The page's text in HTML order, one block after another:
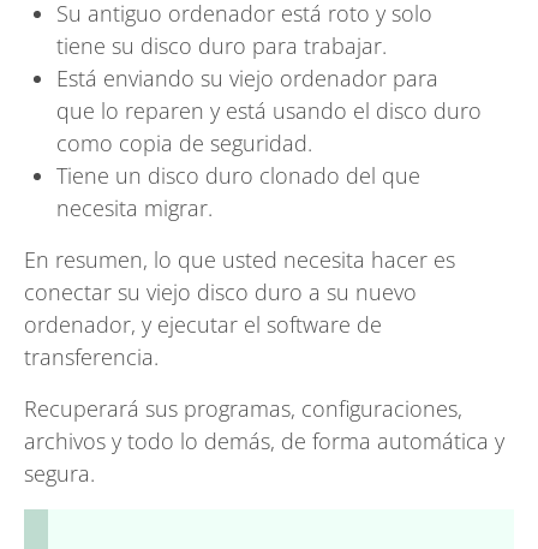
Su antiguo ordenador está roto y solo
tiene su disco duro para trabajar.
Está enviando su viejo ordenador para
que lo reparen y está usando el disco duro
como copia de seguridad.
Tiene un disco duro clonado del que
necesita migrar.
En resumen, lo que usted necesita hacer es
conectar su viejo disco duro a su nuevo
ordenador, y ejecutar el software de
transferencia.
Recuperará sus programas, configuraciones,
archivos y todo lo demás, de forma automática y
segura.